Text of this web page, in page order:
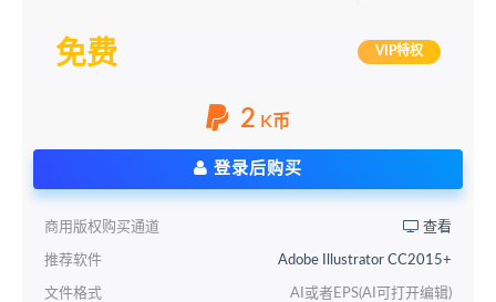
免费 VIP特权
2 K币
登录后购买
商用版权购买通道 查看
推荐软件 Adobe Illustrator CC2015+
文件格式 AI或者EPS(AI可打开编辑)